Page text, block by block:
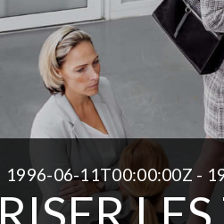
1996-06-11T00:00:00Z -